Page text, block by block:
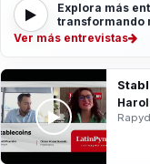
Explora más
transformando
Ver más entrevistas